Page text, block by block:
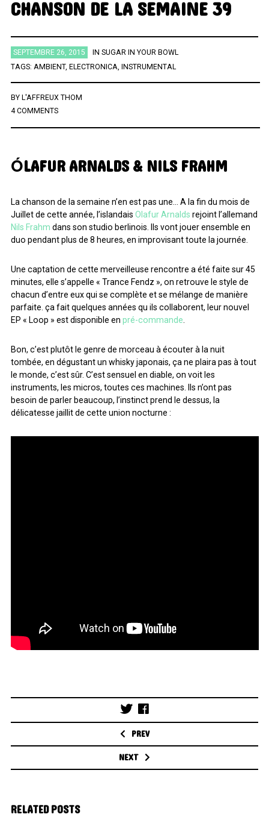
AFRICA AFROBEAT AMERICANA BIG BAND
CLASSIQUE
ELECTRONICA
FOLK FUNK FUNK SOUL
GOSPEL
INSTRUMENTAL
JAZZ L'HEURE DU BILAN
METAL
POP
POP ROCK PUB ROCK RAP RATTRAPAGE
ROCK
ROCK CALIFORNIEN
RYTHMN AND BLUES SERIES
SOCIÉTÉ
ARCHIVES
ARCHIVES
CHANSON DE LA SEMAINE 39
SEPTEMBRE 26, 2015 IN SUGAR IN YOUR BOWL
TAGS: AMBIENT, ELECTRONICA, INSTRUMENTAL
BY L'AFFREUX THOM
4 COMMENTS
ÓLAFUR ARNALDS & NILS FRAHM
La chanson de la semaine n’en est pas une… A la fin du mois de
Juillet de cette année, l’islandais Olafur Arnalds rejoint l’allemand
Nils Frahm dans son studio berlinois. Ils vont jouer ensemble en
duo pendant plus de 8 heures, en improvisant toute la journée.
Une captation de cette merveilleuse rencontre a été faite sur 45
minutes, elle s’appelle « Trance Fendz », on retrouve le style de
chacun d’entre eux qui se complète et se mélange de manière
parfaite. ça fait quelques années qu ils collaborent, leur nouvel
EP « Loop » est disponible en pré-commande
Bon, c’est plutôt le genre de morceau à écouter à la nuit
tombée, en dégustant un whisky japonais, ça ne plaira pas à tout
le monde, c’est sûr. C’est sensuel en diable, on voit les
instruments, les micros, toutes ces machines. Ils n’ont pas
besoin de parler beaucoup, l’instinct prend le dessus, la
délicatesse jaillit de cette union nocturne :
Post
navigation
PREV
NEXT
RELATED POSTS